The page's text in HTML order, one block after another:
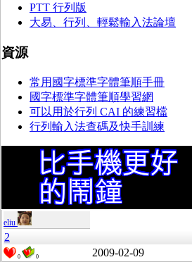
PTT 行列版
大易、行列、輕鬆輸入法論壇
資源
常用國字標準字體筆順手冊
國字標準字體筆順學習網
可以用於行列 CAI 的練習檔
行列輸入法查碼及快手訓練
eliu
2
0 0 2009-02-09